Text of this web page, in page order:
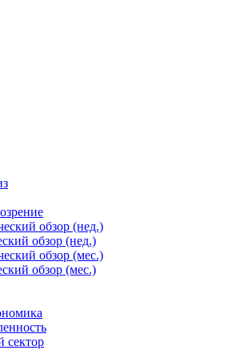
обзор (нед.)
обзор (нед.)
обзор (мес.)
обзор (мес.)
сектор